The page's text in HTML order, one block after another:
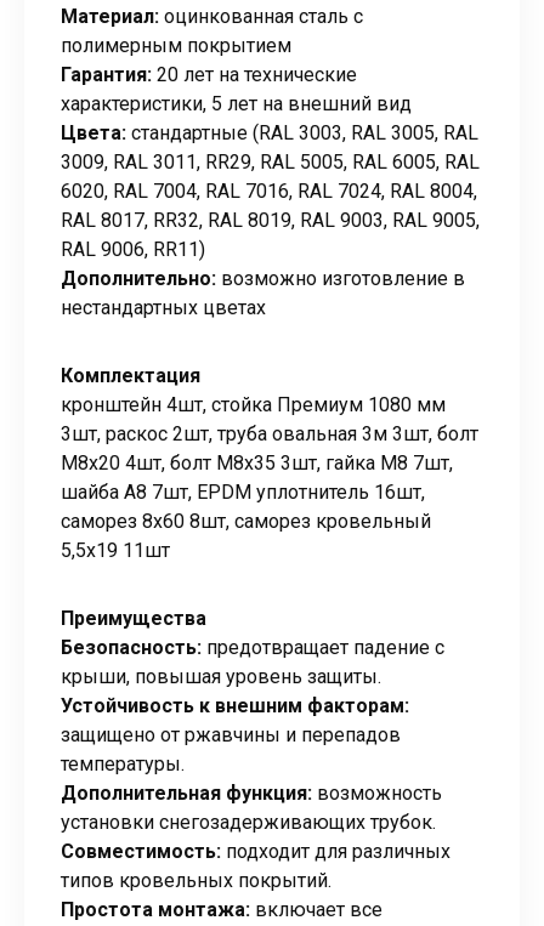
Материал: оцинкованная сталь с
полимерным покрытием
Гарантия: 20 лет на технические
характеристики, 5 лет на внешний вид
Цвета: стандартные (RAL 3003, RAL 3005, RAL
3009, RAL 3011, RR29, RAL 5005, RAL 6005, RAL
6020, RAL 7004, RAL 7016, RAL 7024, RAL 8004,
RAL 8017, RR32, RAL 8019, RAL 9003, RAL 9005,
RAL 9006, RR11)
Дополнительно: возможно изготовление в
нестандартных цветах
Комплектация
кронштейн 4шт, стойка Премиум 1080 мм
3шт, раскос 2шт, труба овальная 3м 3шт, болт
М8х20 4шт, болт М8х35 3шт, гайка М8 7шт,
шайба А8 7шт, EPDM уплотнитель 16шт,
саморез 8х60 8шт, саморез кровельный
5,5х19 11шт
Преимущества
Безопасность: предотвращает падение с
крыши, повышая уровень защиты.
Устойчивость к внешним факторам:
защищено от ржавчины и перепадов
температуры.
Дополнительная функция: возможность
установки снегозадерживающих трубок.
Совместимость: подходит для различных
типов кровельных покрытий.
Простота монтажа: включает все